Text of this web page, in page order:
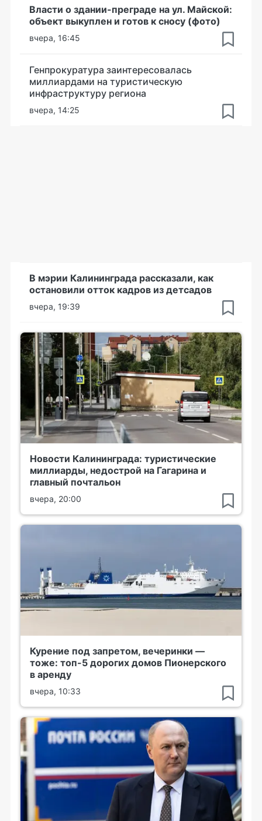
Власти о здании-преграде на ул. Майской:
объект выкуплен и готов к сносу (фото)
вчера, 16:45
Генпрокуратура заинтересовалась
миллиардами на туристическую
инфраструктуру региона
вчера, 14:25
В мэрии Калининграда рассказали, как
остановили отток кадров из детсадов
вчера, 19:39
Новости Калининграда: туристические
миллиарды, недострой на Гагарина и
главный почтальон
вчера, 20:00
Курение под запретом, вечеринки —
тоже: топ-5 дорогих домов Пионерского
в аренду
вчера, 10:33